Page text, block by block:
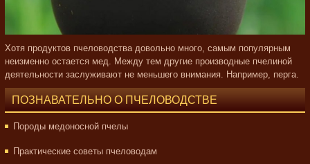
Хотя продуктов пчеловодства довольно много, самым популярным
неизменно остается мед. Между тем другие производные пчелиной
деятельности заслуживают не меньшего внимания. Например, перга.
ПОЗНАВАТЕЛЬНО О ПЧЕЛОВОДСТВЕ
Породы медоносной пчелы
Практические советы пчеловодам